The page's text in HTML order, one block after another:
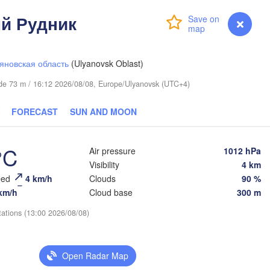
Login myVentusky Forecast
Рудник
область (Ulyanovsk Oblast)
73 m / 16:12 2026/08/08, Europe/Ulyanovsk (UTC+4)
FORECAST SUN AND MOON
4 km/h
h
Air pressure
1012 hPa
Visibility
4 km
Clouds
90 %
Cloud base
300 m
(13:00 2026/08/08)
Open Radar Map
Екатеринбург
(Yekaterinburg)
Челябинск
(Chelyabinsk)
Златоуст